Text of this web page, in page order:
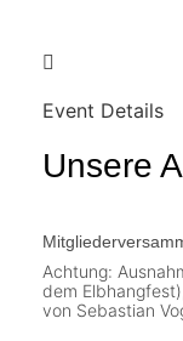
Event Details
Unsere
Achtung:
dem
von Sebastian